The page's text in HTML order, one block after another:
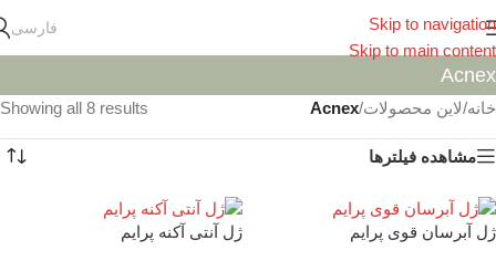
Skip to navigation
Skip to main content
فارسی
Acnex
خانه/لاین محصولات/
Acnex
Showing all 8 results
مشاهده فیلترها
ژل آبرسان قوی پرایم ژل آنتی آکنه پرایم